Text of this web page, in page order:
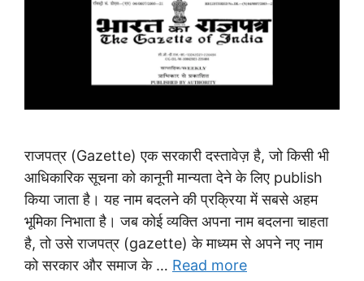
राजपत्र (Gazette) एक सरकारी दस्तावेज़ है, जो किसी भी
आधिकारिक सूचना को कानूनी मान्यता देने के लिए publish
किया जाता है। यह नाम बदलने की प्रक्रिया में सबसे अहम
भूमिका निभाता है। जब कोई व्यक्ति अपना नाम बदलना चाहता
है, तो उसे राजपत्र (gazette) के माध्यम से अपने नए नाम
को सरकार और समाज के … Read more